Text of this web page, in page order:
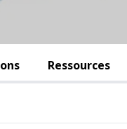
Ressources